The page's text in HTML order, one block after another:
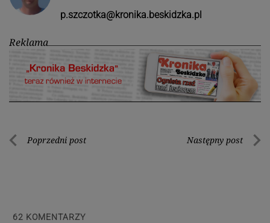
p.szczotka@kronika.beskidzka.pl
Reklama
Nawigacja
Poprzedni post Następny post
62 KOMENTARZY